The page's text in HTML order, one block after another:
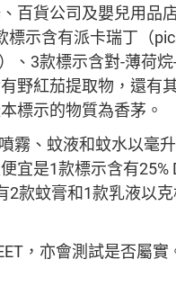
百貨公司及嬰兒用品
標示含有派卡瑞丁（
、3款標示含對-薄荷
野紅茄提取物，還有
標示的物質為香茅。
霧、蚊液和蚊水以毫
是1款標示含有25%
款蚊膏和1款乳液以
，亦會測試是否屬實